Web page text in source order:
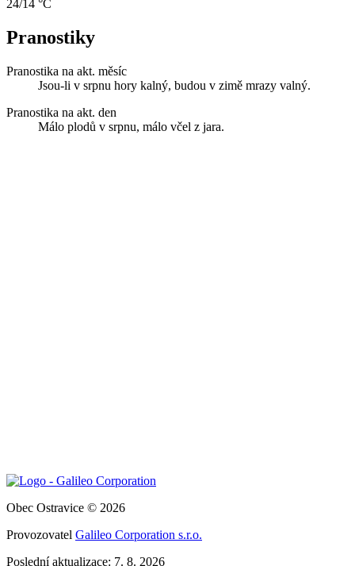
24/14 °C
Pranostiky
Pranostika na akt. měsíc
Jsou-li v srpnu hory kalný, budou v zimě mrazy valný.
Pranostika na akt. den
Málo plodů v srpnu, málo včel z jara.
Obec Ostravice © 2026
Provozovatel Galileo Corporation s.r.o.
Poslední aktualizace: 7. 8. 2026